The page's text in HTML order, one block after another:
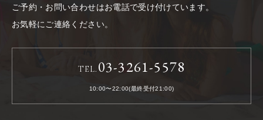
ご予約・お問い合わせはお電話で受け付けています。
お気軽にご連絡ください。
TEL. 03-3261-5578
10:00〜22:00(最終受付21:00)